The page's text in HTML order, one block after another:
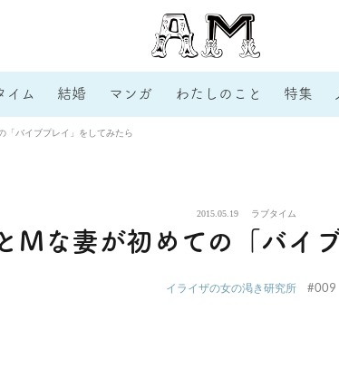
イム 結婚 マンガ わたしのこと 特集
「バイブプレイ」をしてみたら
2015.05.19 ラブタイム
Mな妻が初めての「バイ
イライザの女の渇き研究所 #009